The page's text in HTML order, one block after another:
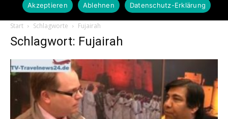
Touristiknews.de
Touristiknews
Start Schlagworte Fujairah
Schlagwort: Fujairah
Akzeptieren
Ablehnen Datenschutz-Erklärung